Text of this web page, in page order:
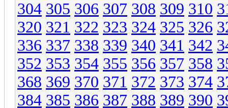
304 305 306 307 308 309 310
320 321 322 323 324 325 326
336 337 338 339 340 341 342
352 353 354 355 356 357 358
368 369 370 371 372 373 374
384 385 386 387 388 389 390